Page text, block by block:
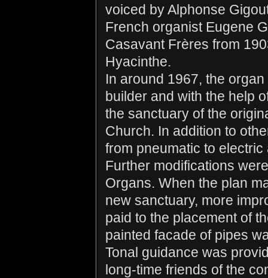
voiced by Alphonse
French organist Eugene
Casavant Frères from
Hyacinthe.
In around 1967, the
builder and with the help
the sanctuary of the
Church. In addition to
from pneumatic to
Further modifications
Organs. When the plan
new sanctuary, more
paid to the placement of
painted facade of pipes
Tonal guidance was
long-time friends of the